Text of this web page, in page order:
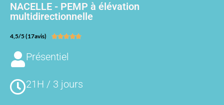
NACELLE - PEMP à élévation
multidirectionnelle
4,5/5 (17avis) 
Présentiel
21H / 3 jours